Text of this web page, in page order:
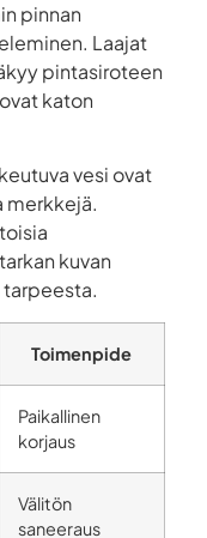
pinnan
Laajat
pintasiroteen
katon
vesi ovat
kuvan
tarpeesta.
Toimenpide
Paikallinen
korjaus
Välitön
saneeraus